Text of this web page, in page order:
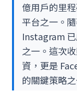
億用戶的里
平台之一。
Instagram
之一。這次
資，更是
的關鍵策略之